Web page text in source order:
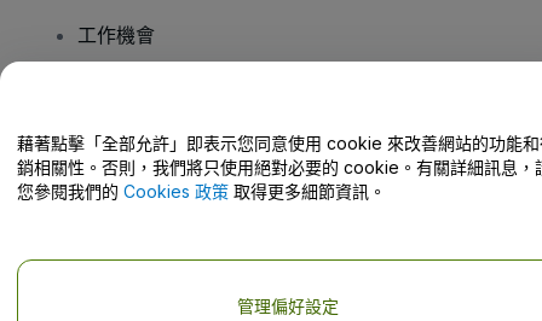
工作機會
幫助中心 / 聯絡我們
藉著點擊「全部允許」即表示您同意使用 cookie 來改善網站的功能
銷相關性。否則，我們將只使用絕對必要的 cookie。有關詳細訊息，
您參閱我們的 Cookies 政策 取得更多細節資訊。
管理偏好設定